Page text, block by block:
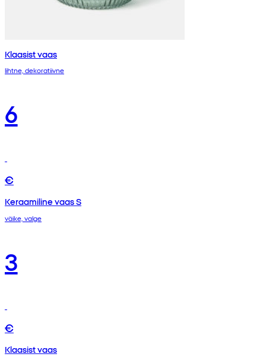
Klaasist vaas
lihtne, dekoratiivne
6
€
Keraamiline vaas S
väike, valge
3
€
Klaasist vaas